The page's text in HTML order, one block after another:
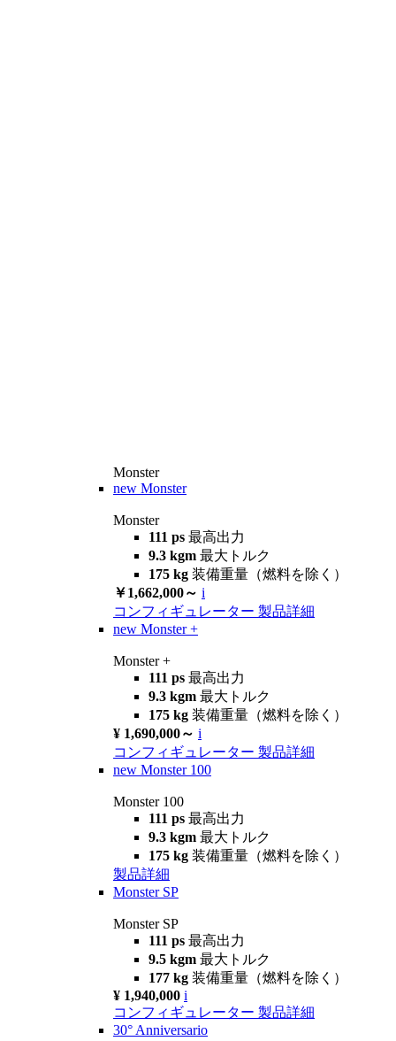
Monster
new Monster
Monster
111 ps 最高出力
9.3 kgm 最大トルク
175 kg 装備重量（燃料を除く）
￥1,662,000～ i
コンフィギュレーター 製品詳細
new Monster +
Monster +
111 ps 最高出力
9.3 kgm 最大トルク
175 kg 装備重量（燃料を除く）
¥ 1,690,000～ i
コンフィギュレーター 製品詳細
new Monster 100
Monster 100
111 ps 最高出力
9.3 kgm 最大トルク
175 kg 装備重量（燃料を除く）
製品詳細
Monster SP
Monster SP
111 ps 最高出力
9.5 kgm 最大トルク
177 kg 装備重量（燃料を除く）
¥ 1,940,000 i
コンフィギュレーター 製品詳細
30° Anniversario